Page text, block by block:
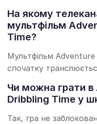
На якому
мультфільм
Time?
Мультфільм
спочатку
Чи можна грати
Dribbling Time у
Так, гра не